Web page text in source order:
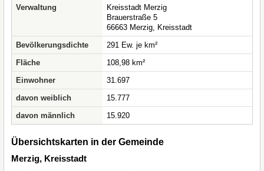
Verwaltung
Kreisstadt Merzig
Brauerstraße 5
66663 Merzig, Kreisstadt
Bevölkerungsdichte
291 Ew. je km²
Fläche
108,98 km²
Einwohner
31.697
davon weiblich
15.777
davon männlich
15.920
Übersichtskarten in der Gemeinde
Merzig, Kreisstadt